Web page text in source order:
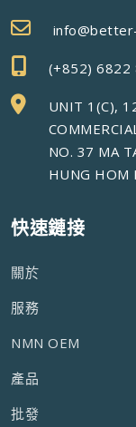
(+852) 6822
UNIT 1(C),
NO. 37 MA
HUNG HOM
快速鏈接
關於
服務
NMN OEM
產品
批發